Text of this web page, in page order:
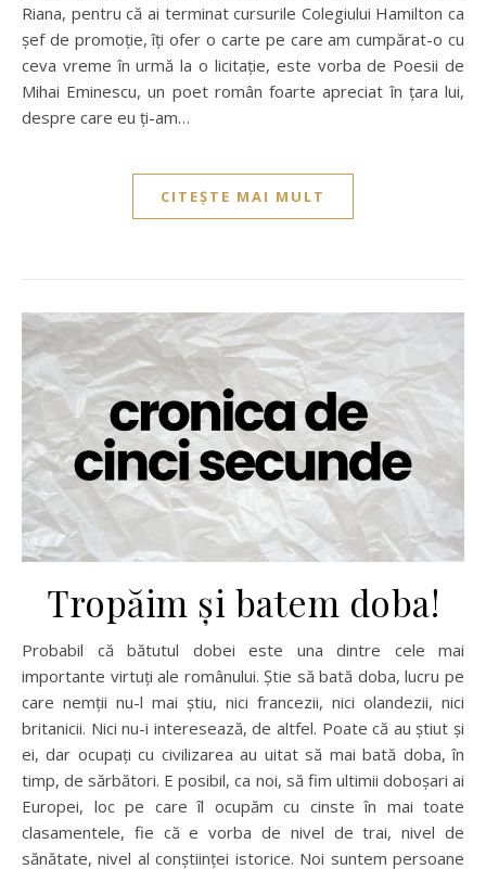
Riana, pentru că ai terminat cursurile Colegiului Hamilton ca
șef de promoție, îți ofer o carte pe care am cumpărat-o cu
ceva vreme în urmă la o licitație, este vorba de Poesii de
Mihai Eminescu, un poet român foarte apreciat în țara lui,
despre care eu ți-am…
CITEȘTE MAI MULT
Tropăim şi batem doba!
Probabil că bătutul dobei este una dintre cele mai
importante virtuţi ale românului. Ştie să bată doba, lucru pe
care nemţii nu-l mai ştiu, nici francezii, nici olandezii, nici
britanicii. Nici nu-i interesează, de altfel. Poate că au ştiut şi
ei, dar ocupaţi cu civilizarea au uitat să mai bată doba, în
timp, de sărbători. E posibil, ca noi, să fim ultimii doboşari ai
Europei, loc pe care îl ocupăm cu cinste în mai toate
clasamentele, fie că e vorba de nivel de trai, nivel de
sănătate, nivel al conştiinţei istorice. Noi suntem persoane